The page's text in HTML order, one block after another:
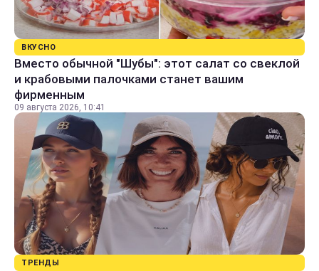
ВКУСНО
Вместо обычной "Шубы": этот салат со свеклой
и крабовыми палочками станет вашим
фирменным
09 августа 2026, 10:41
ТРЕНДЫ